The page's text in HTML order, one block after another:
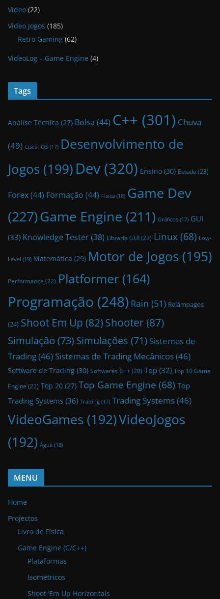
Vídeo (22)
Video Jogos (185)
Retro Gaming (62)
VideoLog – Game Engine (4)
Tags
Análise Técnica (27) Bolsa (44) C++ (301) Chuva
(49) Cisco IOS (17) Desenvolvimento de
Jogos (199)Dev(320) Ensino (30) Estudo(23)
Forex(44) Formação (44) Física (18) Game Dev
(227)Game Engine (211) Gráficos (17) GUI
(33) Knowledge Tester(38) Libraria GUI(23) Linux(68) Low-
Level (19) Matemática (29) Motor de Jogos (195)
Performance (22) Platformer (164)
Programação (248) Rain (51) Relâmpagos
(24) Shoot Em Up (82)Shooter (87)
Simulação (73) Simulações (71) Sistemas de
Trading(46) Sistemas de Trading Mecânicos(46)
Software de Trading (30) Softwares C++ (20) Top (32) Top 10 Game
Engine (22) Top 20 (27) Top Game Engine (68) Top
Trading Systems (36) Trading (17) Trading Systems(46)
VideoGames (192)VideoJogos
(192) Água (18)
MENU
Home
Projectos
Livro de Física
Game Engine (C/C++)
Plataformas
Isométricos
Shoot ‘Em Up Horizontais